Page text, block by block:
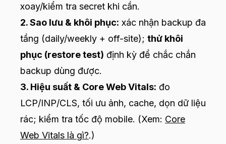
xoay/kiểm tra secret khi cần.
2. Sao lưu & khôi phục: xác nhận backup đa
tầng (daily/weekly + off-site); thử khôi
phục (restore test) định kỳ để chắc chắn
backup dùng được.
3. Hiệu suất & Core Web Vitals: đo
LCP/INP/CLS, tối ưu ảnh, cache, dọn dữ liệu
rác; kiểm tra tốc độ mobile. (Xem: Core
Web Vitals là gì?.)